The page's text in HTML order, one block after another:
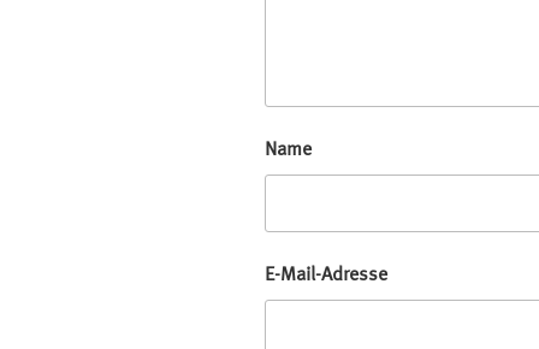
Name
E-Mail-Adresse